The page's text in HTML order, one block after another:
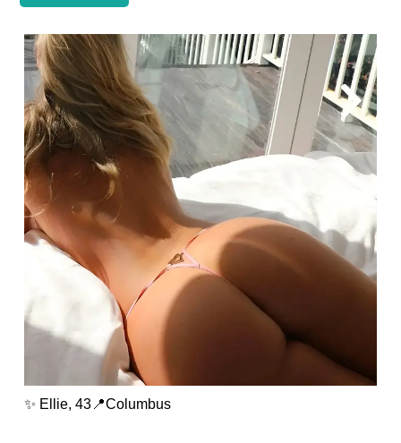
✨ Ellie, 43📍Columbus